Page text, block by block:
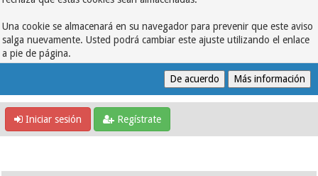
Una cookie se almacenará en su navegador para prevenir que este aviso
salga nuevamente. Usted podrá cambiar este ajuste utilizando el enlace
a pie de página.
Iniciar sesión Regístrate